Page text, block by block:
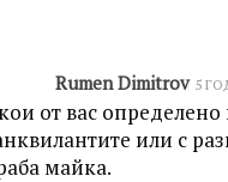
Rumen Dimitrov 5
от вас определено
или с
майка.